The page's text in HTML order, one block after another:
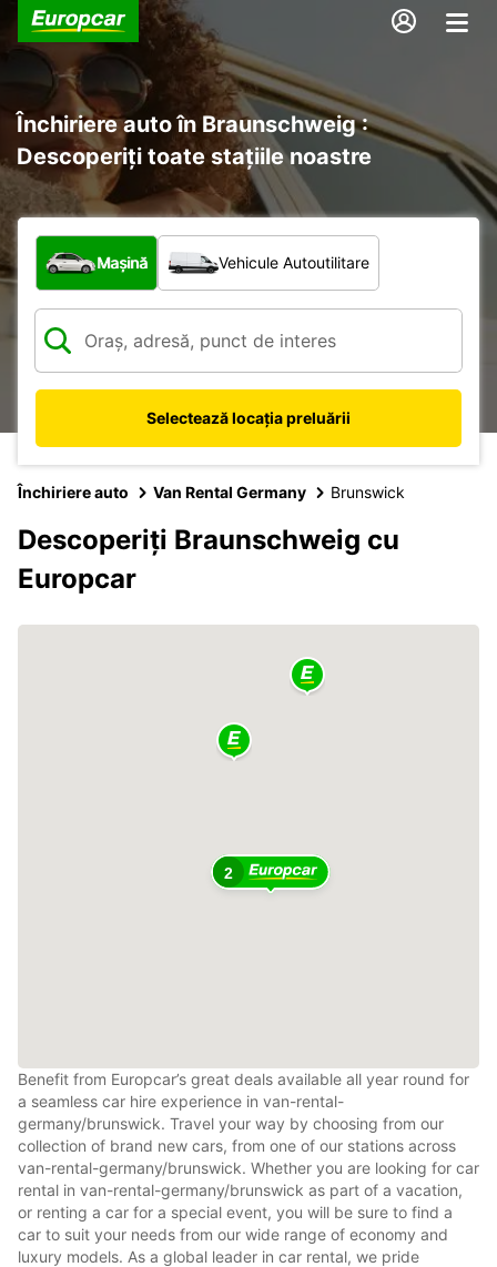
Închiriere auto în Braunschweig :
Descoperiți toate stațiile noastre
Ce tip de vehicul?
Mașină Vehicule Autoutilitare
Selectează locația preluării
Închiriere auto Van Rental Germany Brunswick
Descoperiți Braunschweig cu
Europcar
2
Benefit from Europcar’s great deals available all year round for
a seamless car hire experience in van-rental-
germany/brunswick. Travel your way by choosing from our
collection of brand new cars, from one of our stations across
van-rental-germany/brunswick. Whether you are looking for car
rental in van-rental-germany/brunswick as part of a vacation,
or renting a car for a special event, you will be sure to find a
car to suit your needs from our wide range of economy and
luxury models. As a global leader in car rental, we pride